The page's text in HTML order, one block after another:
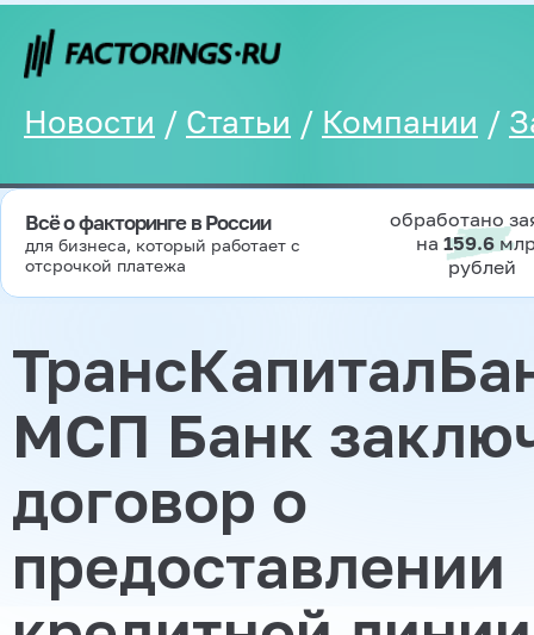
Новости / Статьи / Компании /
Всё о факторинге в России
для бизнеса, который работает с
отсрочкой платежа
обработано
на 159.6
рублей
МСП Банк
договор о
предоставлении